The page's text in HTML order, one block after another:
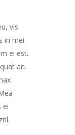
vis
in mei.
ei est.
an.
ei